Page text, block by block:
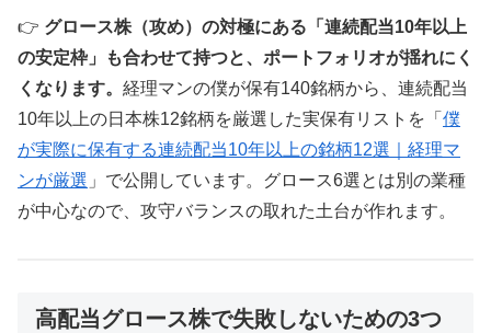
👉 グロース株（攻め）の対極にある「連続配当10年以上
の安定枠」も合わせて持つと、ポートフォリオが揺れにく
くなります。 経理マンの僕が保有140銘柄から、連続配当
10年以上の日本株12銘柄を厳選した実保有リストを「 僕
が実際に保有する連続配当10年以上の銘柄12選｜経理マ
ンが厳選 」で公開しています。グロース6選とは別の業種
が中心なので、攻守バランスの取れた土台が作れます。
高配当グロース株で失敗しないための3つ